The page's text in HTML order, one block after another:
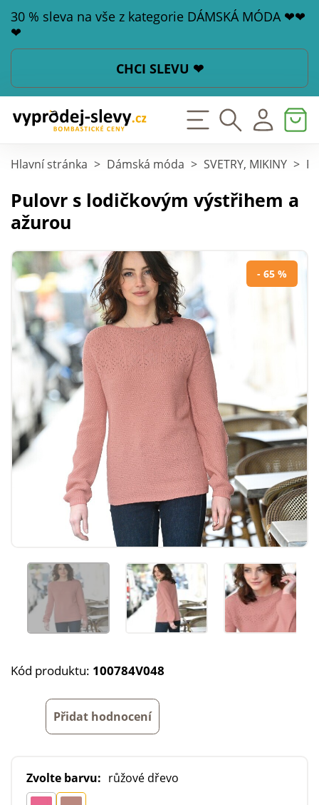
30 % sleva na vše z kategorie DÁMSKÁ MÓDA ❤❤
❤
CHCI SLEVU ❤
Hlavní stránka > Dámská móda > SVETRY, MIKINY >
Pulovr s lodičkovým výstřihem a
ažurou
- 65 %
Kód produktu: 100784V048
Přidat hodnocení
Zvolte barvu: růžové dřevo